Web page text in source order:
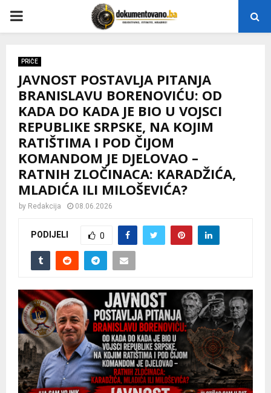
P
M
A
N
U
PRIČE
JAVNOST POSTAVLJA PITANJA
BRANISLAVU BORENOVIĆU: OD
KADA DO KADA JE BIO U VOJSCI
REPUBLIKE SRPSKE, NA KOJIM
RATIŠTIMA I POD ČIJOM
KOMANDOM JE DJELOVAO –
RATNIH ZLOČINACA: KARADŽIĆA,
MLADIĆA ILI MILOŠEVIĆA?
by Redakcija 08.06.2026
PODIJELI 0